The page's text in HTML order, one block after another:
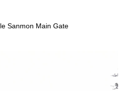
Sanmon Main Gate